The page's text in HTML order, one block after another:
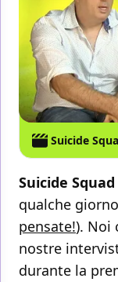
Suicide
Suicide Squad
qualche
pensate!). Noi
nostre
durante la